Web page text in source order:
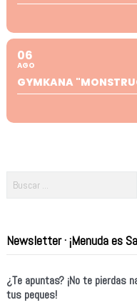
06
AGO
GYMKANA
Newsletter · ¡Menuda es
¿Te apuntas? ¡No te pierdas
tus peques!